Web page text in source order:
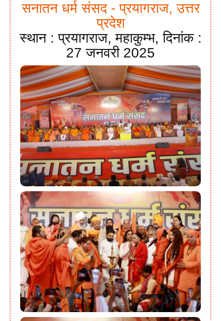
सनातन धर्म संसद - प्रयागराज, उत्तर
प्रदेश
स्थान : प्रयागराज, महाकुम्भ, दिनांक :
27 जनवरी 2025